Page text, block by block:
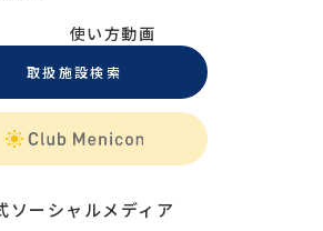
使い方動画
取扱施設検索
ソーシャルメディア